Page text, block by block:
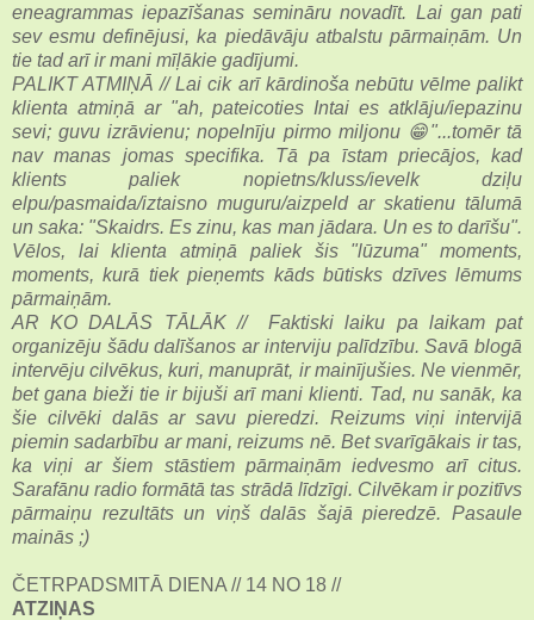
eneagrammas iepazīšanas semināru novadīt. Lai gan pati
sev esmu definējusi, ka piedāvāju atbalstu pārmaiņām. Un
tie tad arī ir mani mīļākie gadījumi.
PALIKT ATMIŅĀ // Lai cik arī kārdinoša nebūtu vēlme palikt
klienta atmiņā ar "ah, pateicoties Intai es atklāju/iepazinu
sevi; guvu izrāvienu; nopelnīju pirmo miljonu 😁"...tomēr tā
nav manas jomas specifika. Tā pa īstam priecājos, kad
klients paliek nopietns/kluss/ievelk dziļu
elpu/pasmaida/iztaisno muguru/aizpeld ar skatienu tālumā
un saka: "Skaidrs. Es zinu, kas man jādara. Un es to darīšu".
Vēlos, lai klienta atmiņā paliek šis "lūzuma" moments,
moments, kurā tiek pieņemts kāds būtisks dzīves lēmums
pārmaiņām.
AR KO DALĀS TĀLĀK // Faktiski laiku pa laikam pat
organizēju šādu dalīšanos ar interviju palīdzību. Savā blogā
intervēju cilvēkus, kuri, manuprāt, ir mainījušies. Ne vienmēr,
bet gana bieži tie ir bijuši arī mani klienti. Tad, nu sanāk, ka
šie cilvēki dalās ar savu pieredzi. Reizums viņi intervijā
piemin sadarbību ar mani, reizums nē. Bet svarīgākais ir tas,
ka viņi ar šiem stāstiem pārmaiņām iedvesmo arī citus.
Sarafānu radio formātā tas strādā līdzīgi. Cilvēkam ir pozitīvs
pārmaiņu rezultāts un viņš dalās šajā pieredzē. Pasaule
mainās ;)
ČETRPADSMITĀ DIENA // 14 NO 18 //
ATZIŅAS